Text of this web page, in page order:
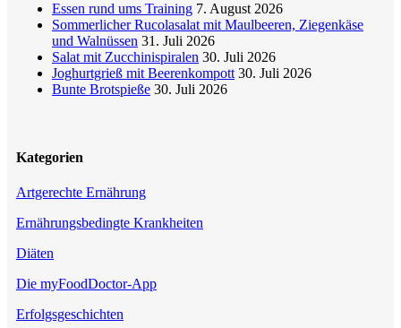
Essen rund ums Training 7. August 2026
Sommerlicher Rucolasalat mit Maulbeeren, Ziegenkäse
und Walnüssen 31. Juli 2026
Salat mit Zucchinispiralen 30. Juli 2026
Joghurtgrieß mit Beerenkompott 30. Juli 2026
Bunte Brotspieße 30. Juli 2026
Kategorien
Artgerechte Ernährung
Ernährungsbedingte Krankheiten
Diäten
Die myFoodDoctor-App
Erfolgsgeschichten